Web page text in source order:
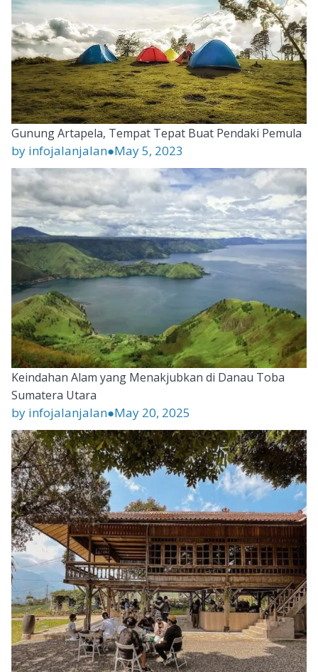
Gunung Artapela, Tempat Tepat Buat Pendaki Pemula
by infojalanjalan●May 5, 2023
Keindahan Alam yang Menakjubkan di Danau Toba
Sumatera Utara
by infojalanjalan●May 20, 2025